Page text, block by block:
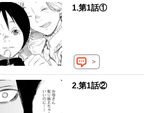
1.第1話①
＞
2.第1話②